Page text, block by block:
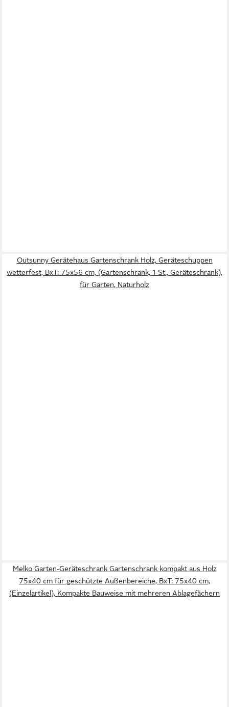
Outsunny Gerätehaus Gartenschrank Holz, Geräteschuppen
wetterfest, BxT: 75x56 cm, (Gartenschrank, 1 St., Geräteschrank),
für Garten, Naturholz
Melko Garten-Geräteschrank Gartenschrank kompakt aus Holz
75x40 cm für geschützte Außenbereiche, BxT: 75x40 cm,
(Einzelartikel), Kompakte Bauweise mit mehreren Ablagefächern